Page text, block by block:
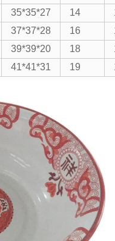
35*35*27 14
37*37*28 16
39*39*20 18
41*41*31 19